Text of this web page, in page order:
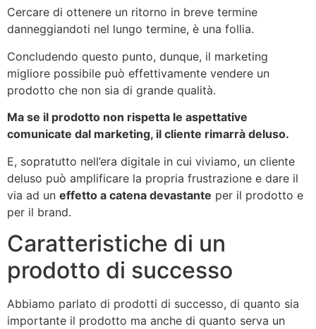
Cercare di ottenere un ritorno in breve termine
danneggiandoti nel lungo termine, è una follia.
Concludendo questo punto, dunque, il marketing
migliore possibile può effettivamente vendere un
prodotto che non sia di grande qualità.
Ma se il prodotto non rispetta le aspettative
comunicate dal marketing, il cliente rimarrà deluso.
E, sopratutto nell’era digitale in cui viviamo, un cliente
deluso può amplificare la propria frustrazione e dare il
via ad un effetto a catena devastante per il prodotto e
per il brand.
Caratteristiche di un
prodotto di successo
Abbiamo parlato di prodotti di successo, di quanto sia
importante il prodotto ma anche di quanto serva un